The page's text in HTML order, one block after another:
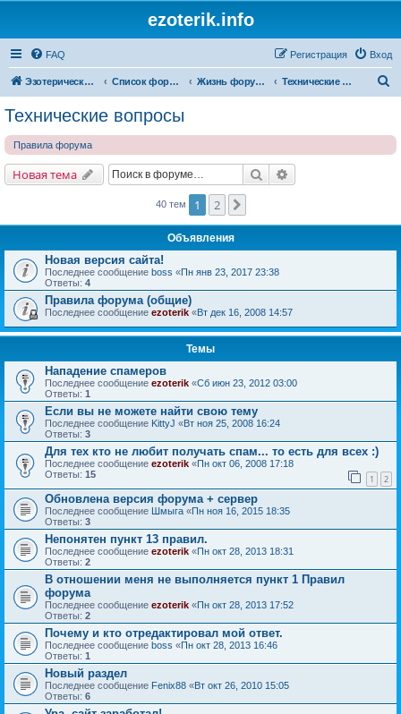
ezoterik.info
FAQ Вход
Регистрация
Эзотерический сайт Список форумов Жизнь форума и сайта Технические вопросы
Технические вопросы
Правила форума
Новая тема Поиск
40 тем 1 2
Объявления
Новая версия сайта!
Последнее сообщение boss «Пн янв 23, 2017 23:38
Ответы: 4
Правила форума (общие)
Последнее сообщение ezoterik «Вт дек 16, 2008 14:57
Темы
Нападение спамеров
Последнее сообщение ezoterik «Сб июн 23, 2012 03:00
Ответы: 1
Если вы не можете найти свою тему
Последнее сообщение KittyJ «Вт ноя 25, 2008 16:24
Ответы: 3
Для тех кто не любит получать спам... то есть для всех :)
Последнее сообщение ezoterik «Пн окт 06, 2008 17:18
Ответы: 15 1 2
Обновлена версия форума + сервер
Последнее сообщение Шмыга «Пн ноя 16, 2015 18:35
Ответы: 3
Непонятен пункт 13 правил.
Последнее сообщение ezoterik «Пн окт 28, 2013 18:31
Ответы: 2
В отношении меня не выполняется пункт 1 Правил
форума
Последнее сообщение ezoterik «Пн окт 28, 2013 17:52
Ответы: 2
Почему и кто отредактировал мой ответ.
Последнее сообщение boss «Пн окт 28, 2013 16:46
Ответы: 1
Новый раздел
Последнее сообщение Fenix88 «Вт окт 26, 2010 15:05
Ответы: 6